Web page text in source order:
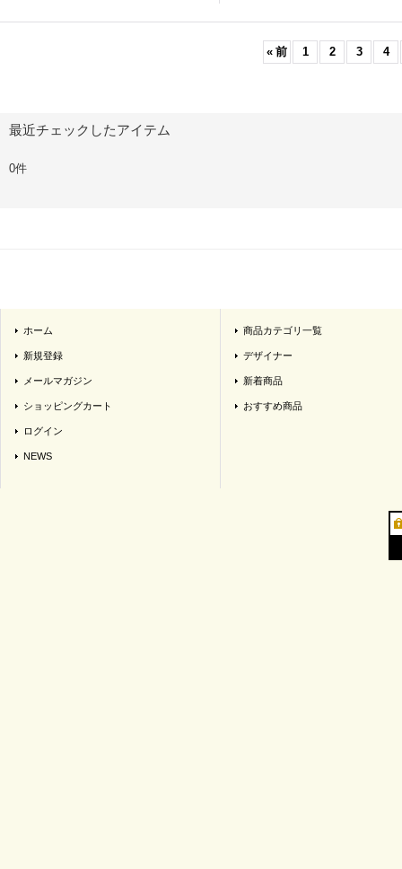
« 前 1 2 3 4
最近チェックしたアイテム
0件
ホーム
新規登録
メールマガジン
ショッピングカート
ログイン
NEWS
商品カテゴリ一覧
デザイナー
新着商品
おすすめ商品